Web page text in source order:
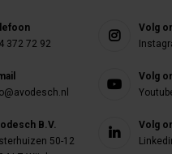
372 72 92
B.V.
50-12
Volg
Volg
Volg